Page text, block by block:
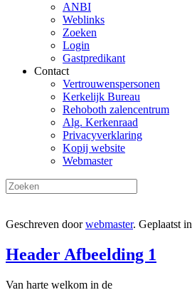
ANBI
Weblinks
Zoeken
Login
Gastpredikant
Contact
Vertrouwenspersonen
Kerkelijk Bureau
Rehoboth zalencentrum
Alg. Kerkenraad
Privacyverklaring
Kopij website
Webmaster
Geschreven doorwebmaster. Geplaatst in
Header Afbeelding 1
Van harte welkom in de